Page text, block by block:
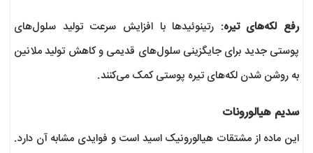
رفع لکه‌های تیره: رتینوئیدها با افزایش سرعت تولید سلول‌های
پوستی جدید برای جایگزینی سلول‌های قدیمی و کاهش تولید ملانین
به روشن شدن لکه‌های تیره پوستی کمک می‌کنند.
سدیم هیالورونات
این ماده از مشتقات هیالورونیک اسید است و فوایدی مشابه آن دارد.